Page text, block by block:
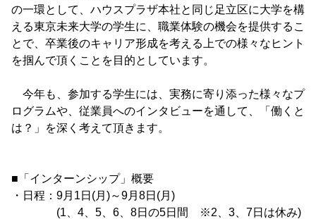
の一環として、ハウスプラザ本社と同じ足立区に大学を構
える東京未来大学の学生に、職業体験の機会を提供するこ
とで、卒業後のキャリア形成を考える上での様々なヒント
を掴んで頂くことを目的としています。
今年も、参加する学生には、実務に寄り添った様々なプ
ログラムや、従業員へのインタビューを通して、「働くと
は？」を深く考えて頂きます。
■「インターンシップ」概要
・日程：9月1日(月)～9月8日(月)
(1、4、5、6、8日の5日間 ※2、3、7日は休み)